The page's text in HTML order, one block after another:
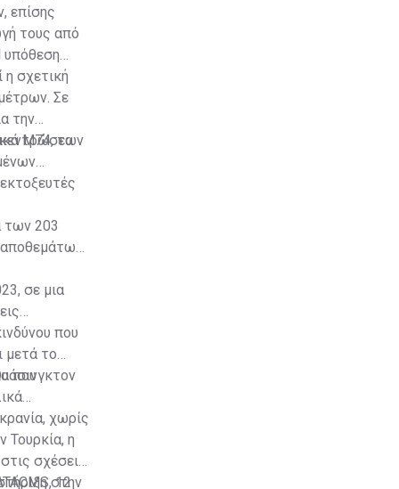
επίσης
τους από
υπόθεση
σχετική
Σε
την
M74, τα
των 203
σε μια
που
μετά το
που
χωρίς
Τουρκία, η
σχέσεις
στην
12